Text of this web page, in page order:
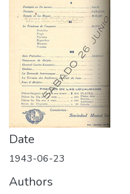
Date
1943-06-23
Authors